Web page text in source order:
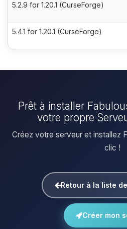
5.2.9 for 1.20.1 (CurseForge)
5.4.1 for 1.20.1 (CurseForge)
Prêt à installer
votre propre
Créez votre serveur et installez
clic !
Retour à la liste
Créer mon